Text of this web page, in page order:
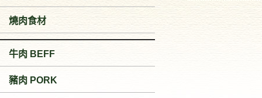
燒肉食材
牛肉 BEFF
豬肉 PORK